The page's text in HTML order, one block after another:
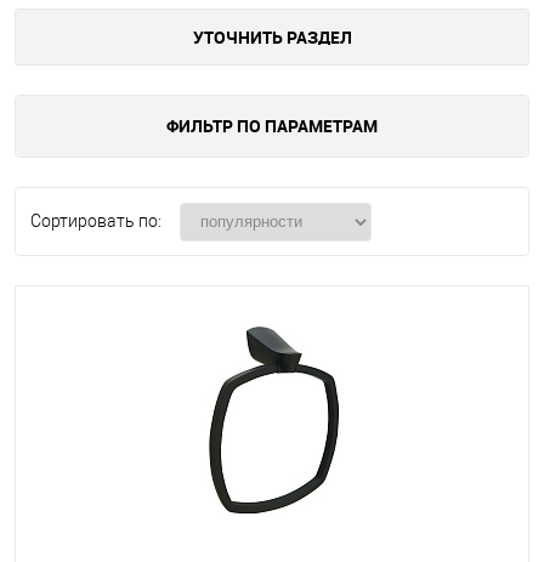
УТОЧНИТЬ РАЗДЕЛ
ФИЛЬТР ПО ПАРАМЕТРАМ
Сортировать по: